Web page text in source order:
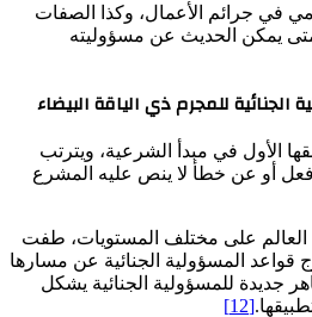
في جرائم الأعمال، وكذا الصفات
يمكن الحديث عن مسؤوليته
الجنائية للمجرم ذي الياقة البيضاء
الأول في مبدأ الشرعية، ويترتب
أو عن خطأ لا ينص عليه المشرع
العالم على مختلف المستويات، طفت
قواعد المسؤولية الجنائية عن مسارها
جديدة للمسؤولية الجنائية يشكل
[12]